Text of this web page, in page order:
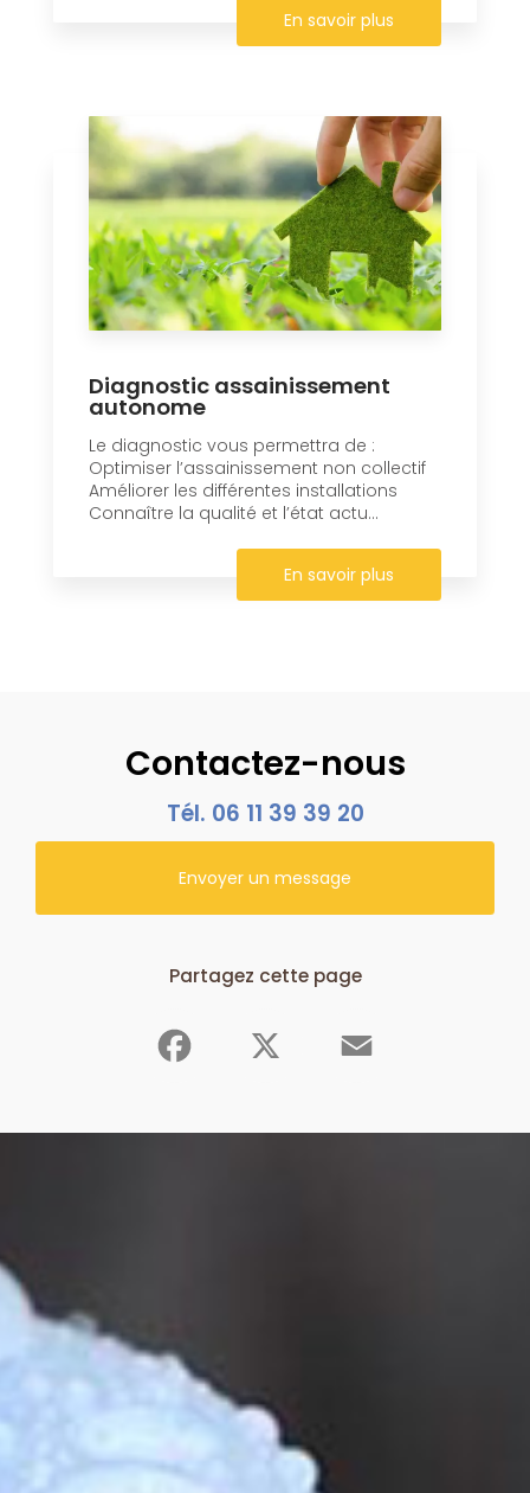
En savoir plus
Diagnostic assainissement
autonome
Le diagnostic vous permettra de :
Optimiser l’assainissement non collectif
Améliorer les différentes installations
Connaître la qualité et l’état actu...
En savoir plus
Contactez-nous
Tél. 06 11 39 39 20
Envoyer un message
Partagez cette page